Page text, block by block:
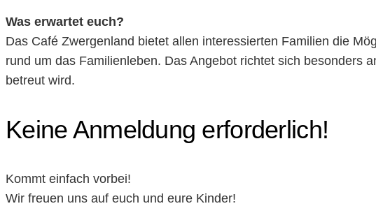
Was erwartet euch?
Das Café Zwergenland bietet allen interessierten Familien die
rund um das Familienleben. Das Angebot richtet sich besonders
betreut wird.
Keine Anmeldung erforderlich!
Kommt einfach vorbei!
Wir freuen uns auf euch und eure Kinder!